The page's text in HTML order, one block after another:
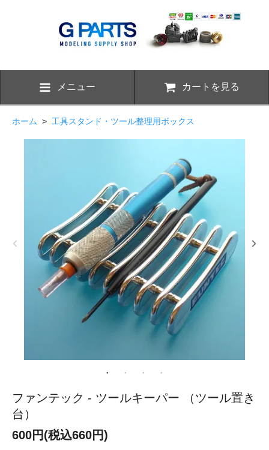
メニュー カートを見る
ホーム > 工具スタンド・ツール整理用ボックス
ファンテック - ツールキーパー （ツール置き
台）
600円(税込660円)